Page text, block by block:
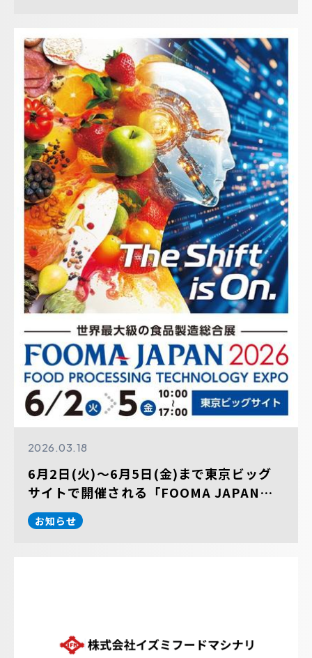
2026.03.18
6月2日(火)～6月5日(金)まで東京ビッグ
サイトで開催される「FOOMA JAPAN
2026 国際食品工業展」に出展します。
お知らせ